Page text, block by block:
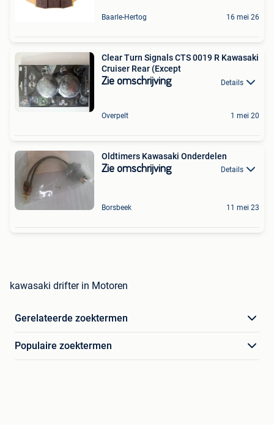
Baarle-Hertog 16 mei 26
Clear Turn Signals CTS 0019 R Kawasaki
Cruiser Rear (Except
Zie omschrijving Details
Overpelt 1 mei 20
Oldtimers Kawasaki Onderdelen
Zie omschrijving Details
Borsbeek 11 mei 23
kawasaki drifter in Motoren
Gerelateerde zoektermen
Populaire zoektermen